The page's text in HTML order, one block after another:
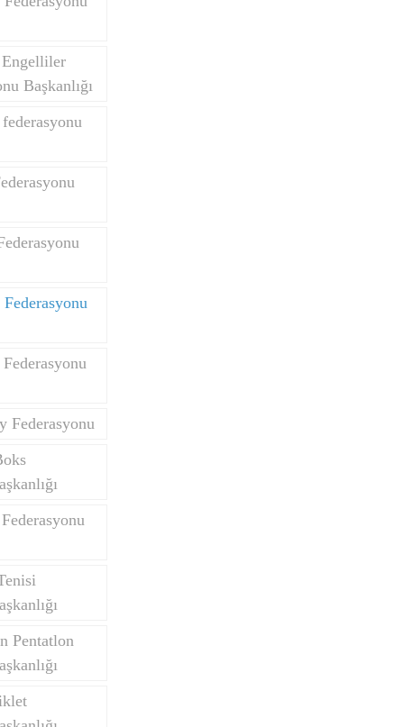
Başkanlığı
Federasyonu
Pentatlon